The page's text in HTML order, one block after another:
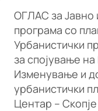
ОГЛАС за Јавно
програма со
Урбанистички
за спојување
Изменување и
урбанистички
Центар – Скопје